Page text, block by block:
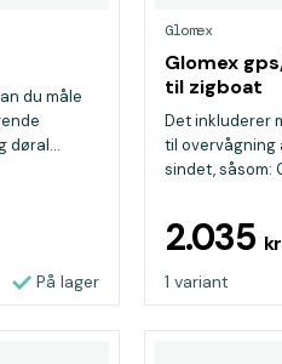
du måle
døral...
På lager
Glomex
Glomex
til zigboat
Det inkluderer
til overvågning
sindet, såsom:
2.035 kr
1 variant